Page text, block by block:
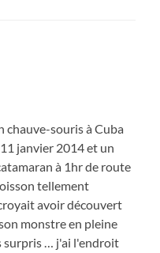
chauve-souris à Cuba
janvier 2014 et un
à 1hr de route
tellement
avoir découvert
monstre en pleine
surpris … j'ai l'endroit